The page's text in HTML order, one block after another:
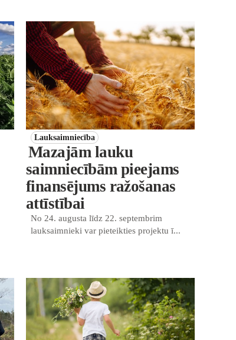
Lauksaimniecība
Mazajām lauku
saimniecībām pieejams
finansējums ražošanas
attīstībai
No 24. augusta līdz 22. septembrim
lauksaimnieki var pieteikties projektu ī...